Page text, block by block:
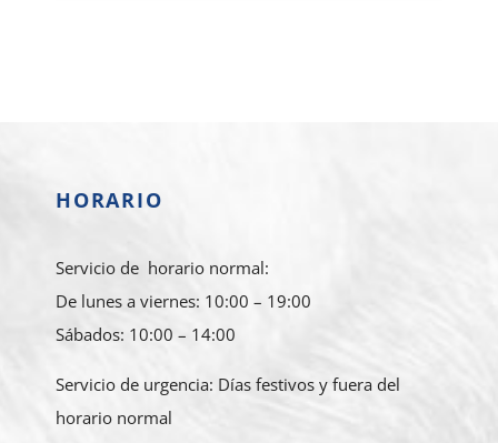
HORARIO
Servicio de horario normal:
De lunes a viernes: 10:00 – 19:00
Sábados: 10:00 – 14:00
Servicio de urgencia: Días festivos y fuera del
horario normal